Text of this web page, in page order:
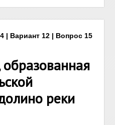
| Вариант 12 | Вопрос 15
образованная
реки